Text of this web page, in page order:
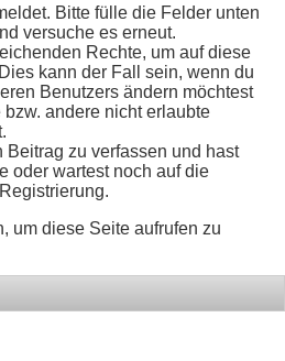
Bitte fülle die Felder unten
versuche es erneut.
Rechte, um auf diese
kann der Fall sein, wenn du
Benutzers ändern möchtest
andere nicht erlaubte
Beitrag zu verfassen und hast
oder wartest noch auf die
um diese Seite aufrufen zu